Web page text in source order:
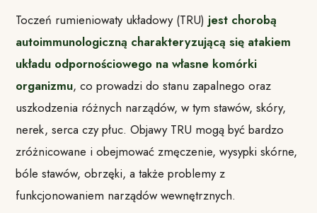
Toczeń rumieniowaty układowy (TRU) jest chorobą
autoimmunologiczną charakteryzującą się atakiem
układu odpornościowego na własne komórki
organizmu, co prowadzi do stanu zapalnego oraz
uszkodzenia różnych narządów, w tym stawów, skóry,
nerek, serca czy płuc. Objawy TRU mogą być bardzo
zróżnicowane i obejmować zmęczenie, wysypki skórne,
bóle stawów, obrzęki, a także problemy z
funkcjonowaniem narządów wewnętrznych.